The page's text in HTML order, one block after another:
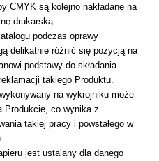
CMYK są kolejno nakładane na
drukarską.
podczas oprawy
delikatnie różnić się pozycją na
podstawy do składania
takiego Produktu.
na wykrojniku może
Produkcie, co wynika z
takiej pracy i powstałego w
jest ustalany dla danego